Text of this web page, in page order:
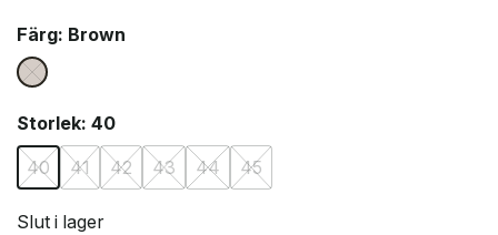
Färg: Brown
Storlek: 40
40
41 42 43 44 45
Slut i lager